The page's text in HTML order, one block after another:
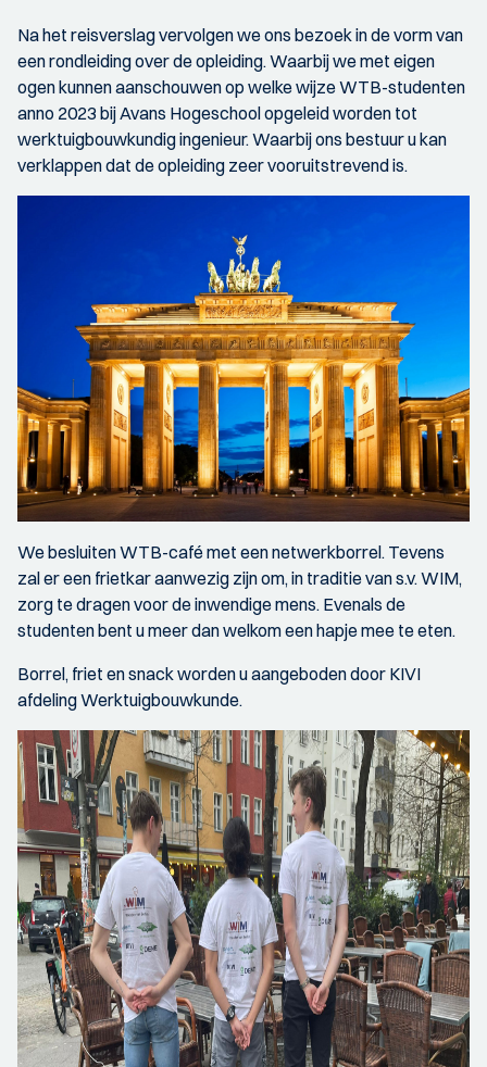
Na het reisverslag vervolgen we ons bezoek in de vorm van
een rondleiding over de opleiding. Waarbij we met eigen
ogen kunnen aanschouwen op welke wijze WTB-studenten
anno 2023 bij Avans Hogeschool opgeleid worden tot
werktuigbouwkundig ingenieur. Waarbij ons bestuur u kan
verklappen dat de opleiding zeer vooruitstrevend is.
We besluiten WTB-café met een netwerkborrel. Tevens
zal er een frietkar aanwezig zijn om, in traditie van s.v. WIM,
zorg te dragen voor de inwendige mens. Evenals de
studenten bent u meer dan welkom een hapje mee te eten.
Borrel, friet en snack worden u aangeboden door KIVI
afdeling Werktuigbouwkunde.